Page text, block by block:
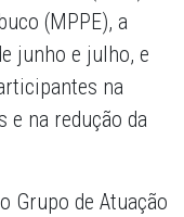
(MPPE), a
junho e julho, e
na
e na redução da
Grupo de Atuação